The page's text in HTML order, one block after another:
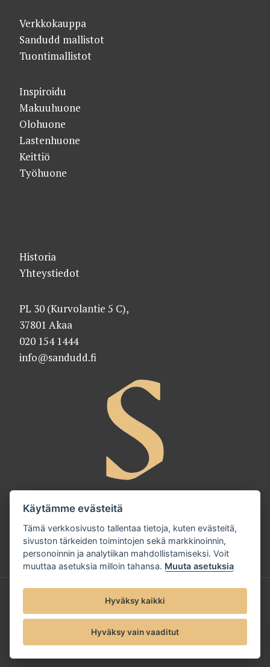
Verkkokauppa
Sandudd mallistot
Tuontimallistot
Inspiroidu
Makuuhuone
Olohuone
Lastenhuone
Keittiö
Työhuone
Historia
Yhteystiedot
PL 30 (Kurvolantie 5 C),
37801 Akaa
020 154 1444
info@sandudd.fi
Tietosuojaseloste
Evästeet
Käytämme evästeitä
Tämä verkkosivusto tallentaa tietoja, kuten evästeitä,
sivuston tärkeiden toimintojen sekä markkinoinnin,
personoinnin ja analytiikan mahdollistamiseksi. Voit
muuttaa asetuksia milloin tahansa. Muuta asetuksia
Hyväksy kaikki
Hyväksy vain vaaditut